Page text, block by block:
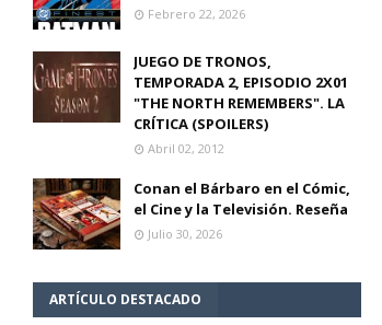
Febrero 22, 2026
JUEGO DE TRONOS,
TEMPORADA 2, EPISODIO 2X01
"THE NORTH REMEMBERS". LA
CRÍTICA (SPOILERS)
Abril 02, 2012
Conan el Bárbaro en el Cómic,
el Cine y la Televisión. Reseña
Julio 30, 2026
ARTÍCULO DESTACADO